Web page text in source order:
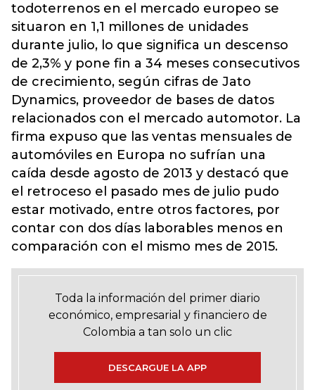
todoterrenos en el mercado europeo se
situaron en 1,1 millones de unidades
durante julio, lo que significa un descenso
de 2,3% y pone fin a 34 meses consecutivos
de crecimiento, según cifras de Jato
Dynamics, proveedor de bases de datos
relacionados con el mercado automotor. La
firma expuso que las ventas mensuales de
automóviles en Europa no sufrían una
caída desde agosto de 2013 y destacó que
el retroceso el pasado mes de julio pudo
estar motivado, entre otros factores, por
contar con dos días laborables menos en
comparación con el mismo mes de 2015.
Toda la información del primer diario
económico, empresarial y financiero de
Colombia a tan solo un clic
DESCARGUE LA APP